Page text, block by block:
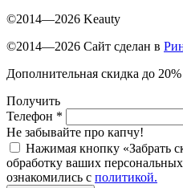
©2014—2026 Keauty
©2014—2026 Сайт сделан в
Дополнительная скидка до
Получить
Телефон *
Не забывайте про капчу!
Нажимая кнопку «Забрать
обработку ваших
ознакомились с политикой.